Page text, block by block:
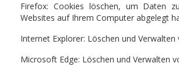
Firefox: Cookies löschen, um Daten
Websites auf Ihrem Computer abgelegt
Internet Explorer: Löschen und Verwalten
Microsoft Edge: Löschen und Verwalten